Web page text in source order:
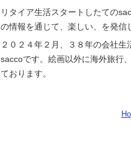
リタイア生活スタートしたての
の情報を通じて、楽しい、を発信
２０２４年２月、３８年の会社
saccoです。絵画以外に海外旅行
ております。